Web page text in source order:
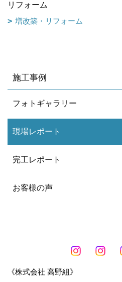
リフォーム
増改築・リフォーム
施工事例
フォトギャラリー
現場レポート
完工レポート
お客様の声
《株式会社 高野組》